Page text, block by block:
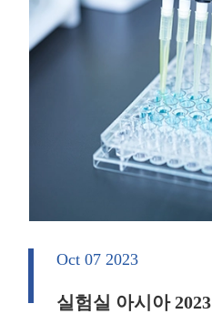
Oct 07 2023
실험실 아시아 2023